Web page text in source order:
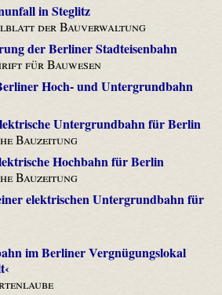
in Steglitz
der Bauverwaltung
der Berliner Stadteisenbahn
für Bauwesen
Hoch- und Untergrundbahn
Untergrundbahn für Berlin
Bauzeitung
Hochbahn für Berlin
Bauzeitung
elektrischen Untergrundbahn für
im Berliner Vergnügungslokal